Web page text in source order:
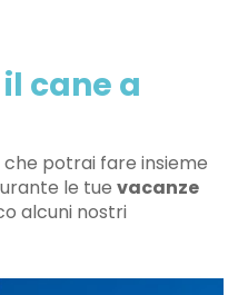
cane a
potrai fare insieme
le tuevacanze
alcuni nostri